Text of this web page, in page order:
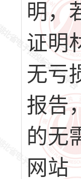
明，
证明
无亏
报告
的无
网站